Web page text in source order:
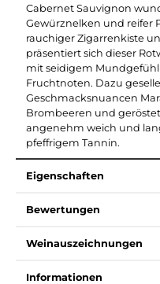
Cabernet Sauvignon
Gewürznelken und reifer
rauchiger Zigarrenkiste
präsentiert sich dieser
mit seidigem
Fruchtnoten. Dazu
Geschmacksnuancen
Brombeeren und
angenehm weich und
pfeffrigem Tannin.
Eigenschaften
Bewertungen
Weinauszeichnungen
Informationen